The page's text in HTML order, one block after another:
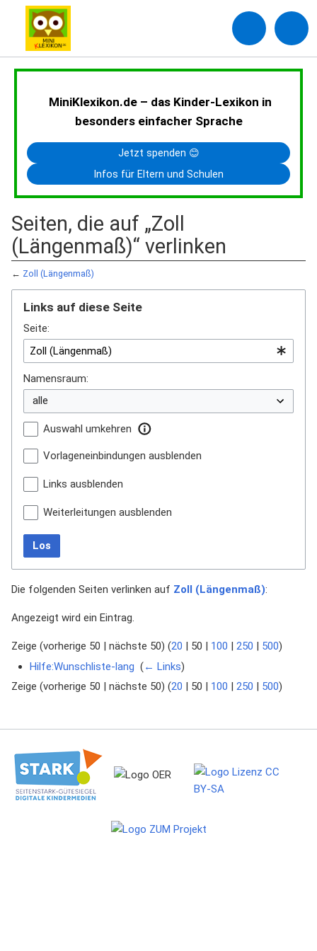
MiniKlexikon.de – das Kinder-Lexikon in
besonders einfacher Sprache
Jetzt spenden 😊
Infos für Eltern und Schulen
Seiten, die auf „Zoll
(Längenmaß)“ verlinken
← Zoll (Längenmaß)
Links auf diese Seite
Seite:
Namensraum:
Auswahl umkehren
Vorlageneinbindungen ausblenden
Links ausblenden
Weiterleitungen ausblenden
Los
Die folgenden Seiten verlinken auf Zoll (Längenmaß):
Angezeigt wird ein Eintrag.
Zeige (vorherige 50 | nächste 50) (20 | 50 | 100 | 250 | 500)
Hilfe:Wunschliste-lang (← Links)
Zeige (vorherige 50 | nächste 50) (20 | 50 | 100 | 250 | 500)